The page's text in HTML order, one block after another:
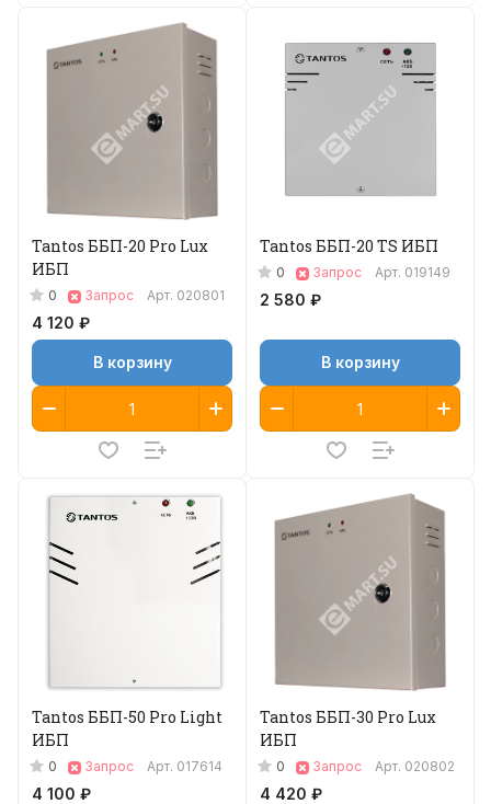
Tantos ББП-20 Pro Lux
ИБП
0 Запрос Арт. 020801
4 120 ₽
В корзину
Tantos ББП-20 TS ИБП
0 Запрос Арт. 019149
2 580 ₽
В корзину
Tantos ББП-50 Pro Light
ИБП
0 Запрос Арт. 017614
4 100 ₽
Tantos ББП-30 Pro Lux
ИБП
0 Запрос Арт. 020802
4 420 ₽